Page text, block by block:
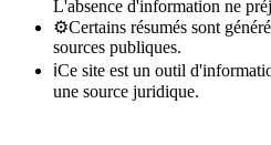
L'absence d'information ne
⚙Certains résumés sont
sources publiques.
ℹCe site est un outil
une source juridique.